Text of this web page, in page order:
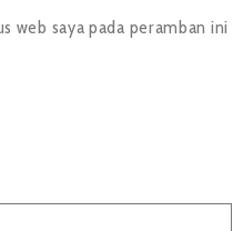
web saya pada peramban ini